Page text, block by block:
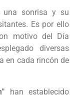
una sonrisa y su
Es por ello
motivo del Día
diversas
en cada rincón de
han establecido